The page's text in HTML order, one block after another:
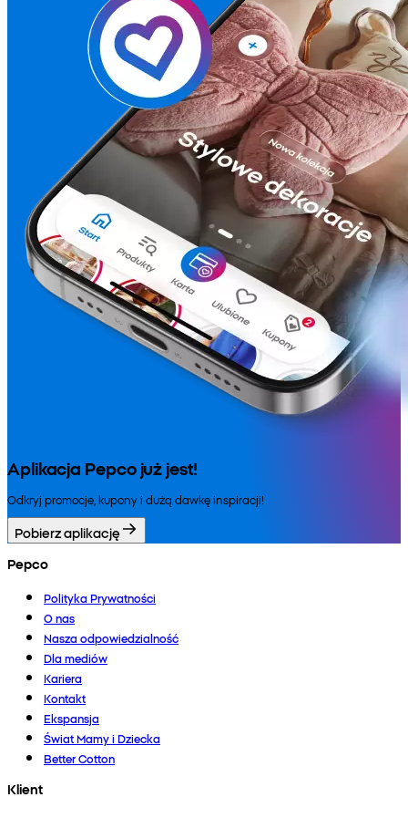
Aplikacja Pepco już jest!
Odkryj promocje, kupony i dużą dawkę inspiracji!
Pobierz aplikację
Pepco
Polityka Prywatności
O nas
Nasza odpowiedzialność
Dla mediów
Kariera
Kontakt
Ekspansja
Świat Mamy i Dziecka
Better Cotton
Klient